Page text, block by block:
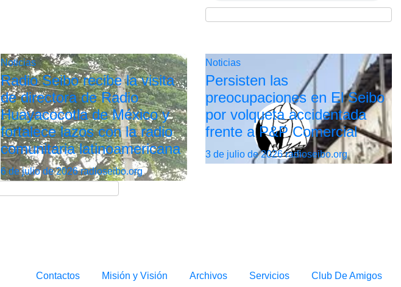
Noticias
Radio Seibo recibe la visita
de directora de Radio
Huayacocotla de México y
fortalece lazos con la radio
comunitaria latinoamericana
6 de julio de 2026radioseibo.org
Noticias
Persisten las
preocupaciones en El Seibo
por volqueta accidentada
frente a P&P Comercial
3 de julio de 2026radioseibo.org
Contactos Misión y Visión Archivos Servicios Club De Amigos